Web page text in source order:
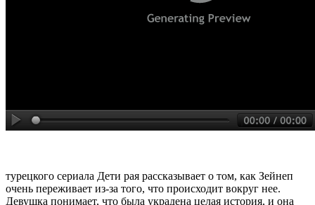
турецкого сериала Дети рая рассказывает о том, как Зейнеп
очень переживает из-за того, что происходит вокруг нее.
Девушка понимает, что была украдена целая история, и она